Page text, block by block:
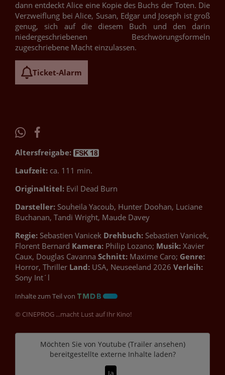
dann entdeckt Alice eine Kopie des Buchs der Toten. Die
Verzweiflung bei Alice, Susan, Edgar und Joseph ist groß
genug, sich auf die diesem Buch und den darin
niedergeschriebenen Beschwörungsformeln
zugeschriebene Macht einzulassen.
Ticket-Alarm
Altersfreigabe:
Laufzeit: ca. 111 min.
Originaltitel: Evil Dead Burn
Darsteller: Souheila Yacoub, Hunter Doohan, Luciane
Buchanan, Tandi Wright, Maude Davey
Regie: Sebastien Vanicek Drehbuch: Sebastien Vanicek,
Florent Bernard Kamera: Philip Lozano; Musik: Xavier
Caux, Douglas Cavanna Schnitt: Maxime Caro; Genre:
Horror, Thriller Land: USA, Neuseeland 2026 Verleih:
Sony Int´l
Inhalte zum Teil von
© CINEPROG ...macht Lust auf Ihr Kino!
Möchten Sie von Youtube (Trailer ansehen)
bereitgestellte externe Inhalte laden?